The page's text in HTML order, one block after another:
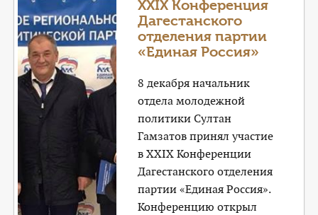
XXIX Конференция
Дагестанского
отделения партии
«Единая Россия»
8 декабря начальник
отдела молодежной
политики Султан
Гамзатов принял участие
в XXIX Конференции
Дагестанского отделения
партии «Единая Россия».
Конференцию открыл